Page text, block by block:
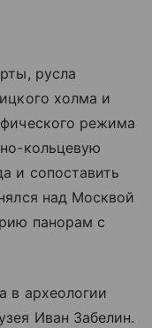
русла
холма и
режима
кольцевую
и сопоставить
над Москвой
панорам с
в археологии
Иван Забелин.